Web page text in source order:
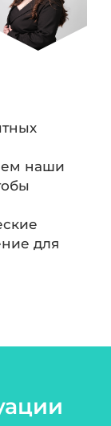
наши
для